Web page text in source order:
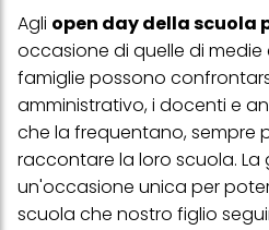
Agli open day della scuola
occasione di quelle di medie
famiglie possono
amministrativo, i docenti e
che la frequentano, sempre
raccontare la loro scuola.
un'occasione unica per
scuola che nostro figlio